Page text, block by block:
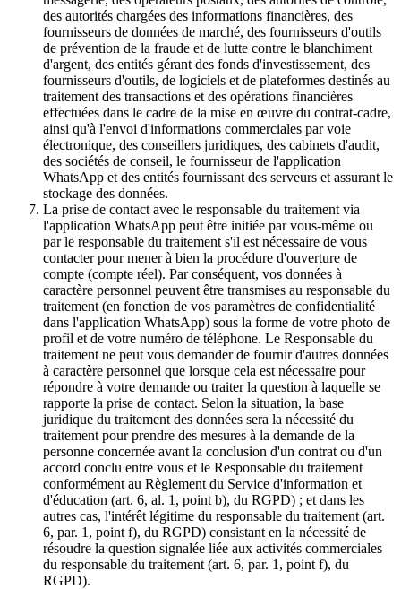
des autorités chargées des informations financières, des
fournisseurs de données de marché, des fournisseurs d'outils
de prévention de la fraude et de lutte contre le blanchiment
d'argent, des entités gérant des fonds d'investissement, des
fournisseurs d'outils, de logiciels et de plateformes destinés au
traitement des transactions et des opérations financières
effectuées dans le cadre de la mise en œuvre du contrat-cadre,
ainsi qu'à l'envoi d'informations commerciales par voie
électronique, des conseillers juridiques, des cabinets d'audit,
des sociétés de conseil, le fournisseur de l'application
WhatsApp et des entités fournissant des serveurs et assurant le
stockage des données.
La prise de contact avec le responsable du traitement via
l'application WhatsApp peut être initiée par vous-même ou
par le responsable du traitement s'il est nécessaire de vous
contacter pour mener à bien la procédure d'ouverture de
compte (compte réel). Par conséquent, vos données à
caractère personnel peuvent être transmises au responsable du
traitement (en fonction de vos paramètres de confidentialité
dans l'application WhatsApp) sous la forme de votre photo de
profil et de votre numéro de téléphone. Le Responsable du
traitement ne peut vous demander de fournir d'autres données
à caractère personnel que lorsque cela est nécessaire pour
répondre à votre demande ou traiter la question à laquelle se
rapporte la prise de contact. Selon la situation, la base
juridique du traitement des données sera la nécessité du
traitement pour prendre des mesures à la demande de la
personne concernée avant la conclusion d'un contrat ou d'un
accord conclu entre vous et le Responsable du traitement
conformément au Règlement du Service d'information et
d'éducation (art. 6, al. 1, point b), du RGPD) ; et dans les
autres cas, l'intérêt légitime du responsable du traitement (art.
6, par. 1, point f), du RGPD) consistant en la nécessité de
résoudre la question signalée liée aux activités commerciales
du responsable du traitement (art. 6, par. 1, point f), du
RGPD).